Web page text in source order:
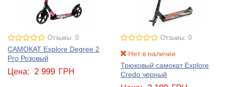
Отзывы: 0
САМОКАТ Explore Degree 2
Pro Розовый
Цена: 2 999 ГРН
Отзывы: 0
Нет в наличии
Трюковый самокат Explore
Credo черный